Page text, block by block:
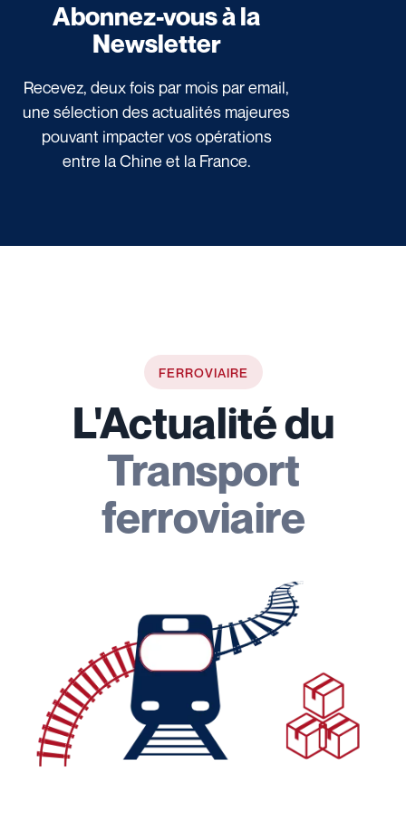
Abonnez-vous à la
Newsletter
Recevez, deux fois par mois par email,
une sélection des actualités majeures
pouvant impacter vos opérations
entre la Chine et la France.
FERROVIAIRE
L'Actualité du
Transport
ferroviaire